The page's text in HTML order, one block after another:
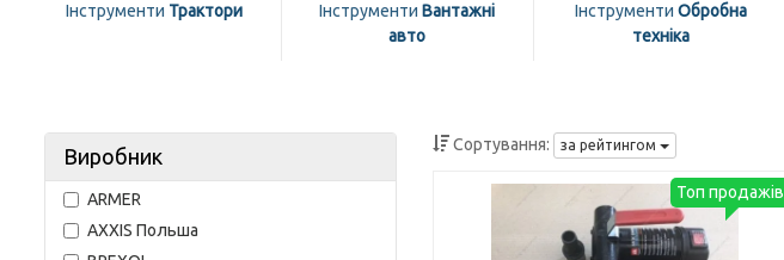
Інструменти Трактори Інструменти Вантажні
авто
Інструменти Обробна
техніка
Виробник
ARMER
AXXIS Польша
Сортування: за рейтингом
Топ продажів